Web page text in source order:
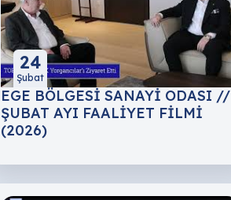
24
Şubat
EGE BÖLGESİ SANAYİ ODASI //
ŞUBAT AYI FAALİYET FİLMİ
(2026)